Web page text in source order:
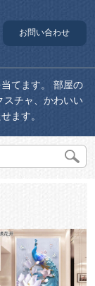
お問い合わせ
てます。 部屋の
スチャ、かわいい
ます。